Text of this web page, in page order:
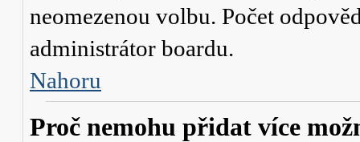
neomezenou volbu. Počet
administrátor boardu.
Nahoru
Proč nemohu přidat více